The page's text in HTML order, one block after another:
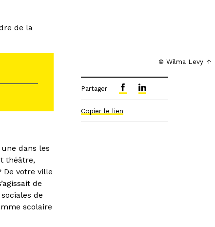
© Wilma Levy
de la
dans les
théâtre,
De votre ville
de
de
scolaire
Partager
Copier le lien